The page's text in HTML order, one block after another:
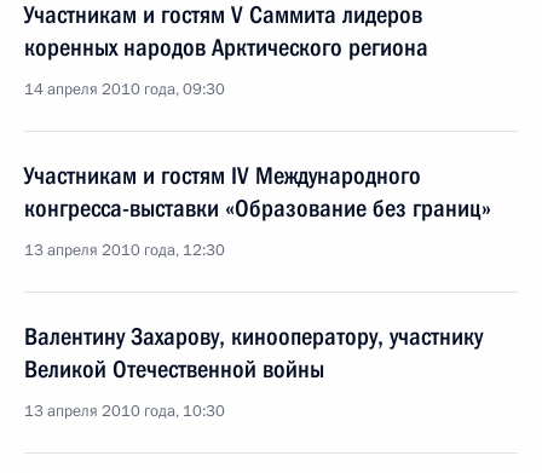
Участникам и гостям V Саммита лидеров
коренных народов Арктического региона
14 апреля 2010 года, 09:30
Участникам и гостям IV Международного
конгресса-выставки «Образование без границ»
13 апреля 2010 года, 12:30
Валентину Захарову, кинооператору, участнику
Великой Отечественной войны
13 апреля 2010 года, 10:30